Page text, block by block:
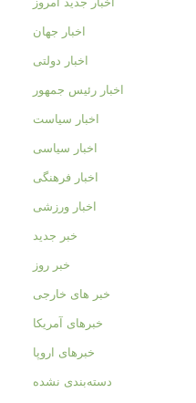
اخبار جهان
اخبار دولتی
اخبار رئیس جمهور
اخبار سیاست
اخبار سیاسی
اخبار فرهنگی
اخبار ورزشی
خبر جدید
خبر روز
خبر های خارجی
خبرهای آمریکا
خبرهای اروپا
دسته‌بندی نشده